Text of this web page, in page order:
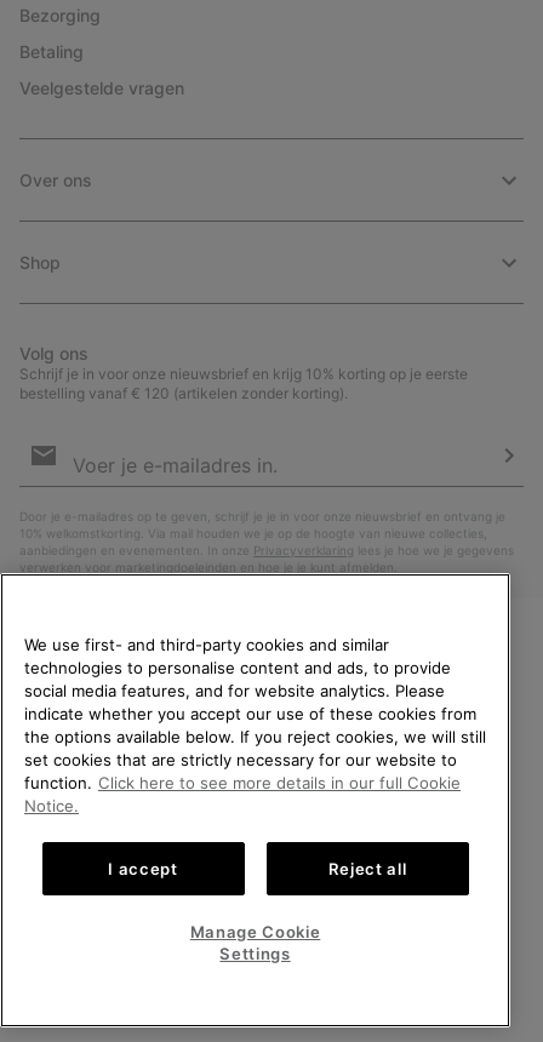
Bezorging
Betaling
Veelgestelde vragen
Over ons
Shop
Volg ons
Schrijf je in voor onze nieuwsbrief en krijg 10% korting op je eerste
bestelling vanaf € 120 (artikelen zonder korting).
voor
Door je e-mailadres op te geven, schrijf je je in voor onze nieuwsbrief en ontvang je
10% welkomstkorting. Via mail houden we je op de hoogte van nieuwe collecties,
aanbiedingen en evenementen. In onze
Privacyverklaring lees je hoe we je gegevens
verwerken voor marketingdoeleinden en hoe je je kunt afmelden.
2026SOREL. All rights reserved.
Privacybeleid Gebruiksvoorwaarden Verkoopvoorwaarden
WELKOM BIJ SOREL.
SELECTEER JE
VERZENDLOCATIE.
Online shoppen beschikbaar
Netherlands-English
Online
Netherlands-Dutch
ALLE LOCATIES BEKIJKEN
We use first- and third-party cookies and similar
technologies to personalise content and ads, to provide
social media features, and for website analytics. Please
indicate whether you accept our use of these cookies from
the options available below. If you reject cookies, we will still
set cookies that are strictly necessary for our website to
function. Click here to see more details in our full Cookie
Notice.
I accept Reject all
Manage Cookie
Settings